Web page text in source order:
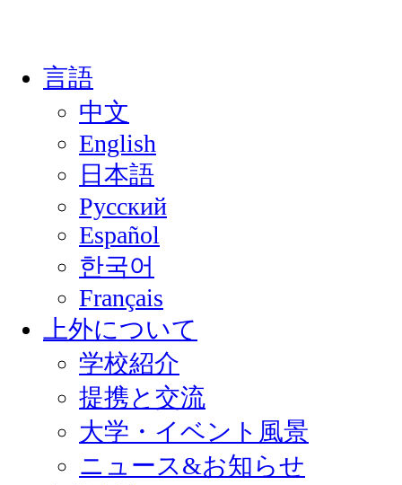
言語
中文
English
日本語
Русский
Español
한국어
Français
上外について
学校紹介
提携と交流
大学・イベント風景
ニュース&お知らせ